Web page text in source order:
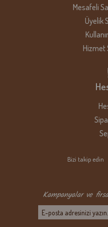
çalışmaktadır. Pazar günü ise
Her ne kadar gerekli tüm
teslimat sürecinde
numaramızdan bizimle
Mesafeli
Üyelik
Hizmet
Bizi takip edin
Kampanyalar ve